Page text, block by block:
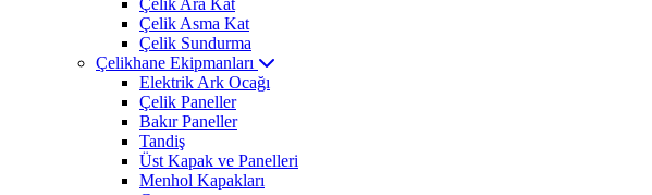
Çelik Ara Kat
Çelik Asma Kat
Çelik Sundurma
Çelikhane Ekipmanları
Elektrik Ark Ocağı
Çelik Paneller
Bakır Paneller
Tandiş
Üst Kapak ve Panelleri
Menhol Kapakları